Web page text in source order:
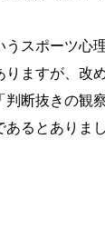
うスポーツ心
ますが、改
判断抜きの観
あるとありま